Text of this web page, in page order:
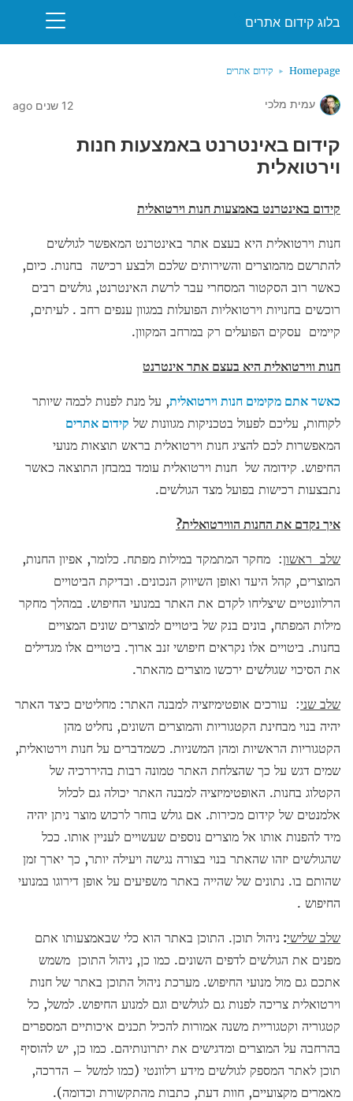
בלוג קידום אתרים
Homepage קידום אתרים
עמית מלכי 12 שנים ago
קידום באינטרנט באמצעות חנות
וירטואלית
קידום באינטרנט באמצעות חנות וירטואלית
חנות וירטואלית היא בעצם אתר באינטרנט המאפשר לגולשים
להתרשם מהמוצרים והשירותים שלכם ולבצע רכישה בחנות. כיום,
כאשר רוב הסקטור המסחרי עבר לרשת האינטרנט, גולשים רבים
רוכשים בחנויות וירטואליות הפועלות במגוון ענפים רחב . לעיתים,
קיימים עסקים הפועלים רק במרחב המקוון.
חנות ווירטואלית היא בעצם אתר אינטרנט
כאשר אתם מקימים חנות וירטואלית, על מנת לפנות לכמה שיותר
לקוחות, עליכם לפעול בטכניקות מגוונות של קידום אתרים
המאפשרות לכם להציג חנות וירטואלית בראש תוצאות מנועי
החיפוש. קידומה של חנות וירטואלית עומד במבחן התוצאה כאשר
נתבצעות רכישות בפועל מצד הגולשים.
איך נקדם את החנות הווירטואלית?
שלב ראשון: מחקר המתמקד במילות מפתח. כלומר, אפיון החנות,
המוצרים, קהל היעד ואופן השיווק הנכונים. ובדיקת הביטויים
הרלוונטיים שיצליחו לקדם את האתר במנועי החיפוש. במהלך מחקר
מילות המפתח, בונים בנק של ביטויים למוצרים שונים המצויים
בחנות. ביטויים אלו נקראים חיפושי זנב ארוך. ביטויים אלו מגדילים
את הסיכוי שגולשים ירכשו מוצרים מהאתר.
שלב שני: עורכים אופטימיזציה למבנה האתר: מחליטים כיצד האתר
יהיה בנוי מבחינת הקטגוריות והמוצרים השונים, נחליט מהן
הקטגוריות הראשיות ומהן המשניות. כשמדברים על חנות וירטואלית,
שמים דגש על כך שהצלחת האתר טמונה רבות בהיררכיה של
הקטלוג בחנות. האופטימיזציה למבנה האתר יכולה גם לכלול
אלמנטים של קידום מכירות. אם גולש בוחר לרכוש מוצר ניתן יהיה
מיד להפנות אותו אל מוצרים נוספים שעשויים לעניין אותו. ככל
שהגולשים יזהו שהאתר בנוי בצורה נגישה ויעילה יותר, כך יארך זמן
שהותם בו. נתונים של שהייה באתר משפיעים על אופן דירוגו במנועי
החיפוש .
שלב שלישי: ניהול תוכן. התוכן באתר הוא כלי שבאמצעותו אתם
מפנים את הגולשים לדפים השונים. כמו כן, ניהול התוכן משמש
אתכם גם מול מנועי החיפוש. מערכת ניהול התוכן באתר של חנות
וירטואלית צריכה לפנות גם לגולשים וגם למנוע החיפוש. למשל, כל
קטגוריה וקטגוריית משנה אמורות להכיל תכנים איכותיים המספרים
בהרחבה על המוצרים ומדגישים את יתרונותיהם. כמו כן, יש להוסיף
תוכן לאתר המספק לגולשים מידע רלוונטי (כמו למשל – הדרכה,
מאמרים מקצועיים, חוות דעת, כתבות מהתקשורת וכדומה).